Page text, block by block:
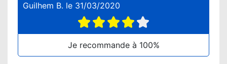
Guilhem B. le 31/03/2020
Je recommande à 100%